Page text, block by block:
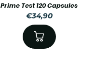
Prime Test 120 Capsules
€34,90